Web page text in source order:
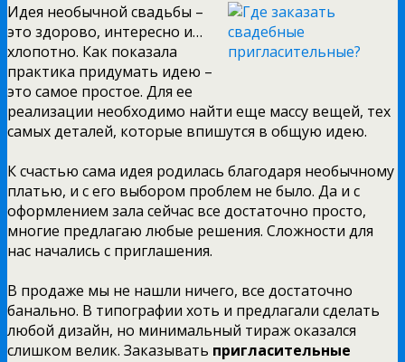
Идея необычной свадьбы –
это здорово, интересно и…
хлопотно. Как показала
практика придумать идею –
это самое простое. Для ее
реализации необходимо найти еще массу вещей, тех
самых деталей, которые впишутся в общую идею.
К счастью сама идея родилась благодаря необычному
платью, и с его выбором проблем не было. Да и с
оформлением зала сейчас все достаточно просто,
многие предлагаю любые решения. Сложности для
нас начались с приглашения.
В продаже мы не нашли ничего, все достаточно
банально. В типографии хоть и предлагали сделать
любой дизайн, но минимальный тираж оказался
слишком велик. Заказывать пригласительные